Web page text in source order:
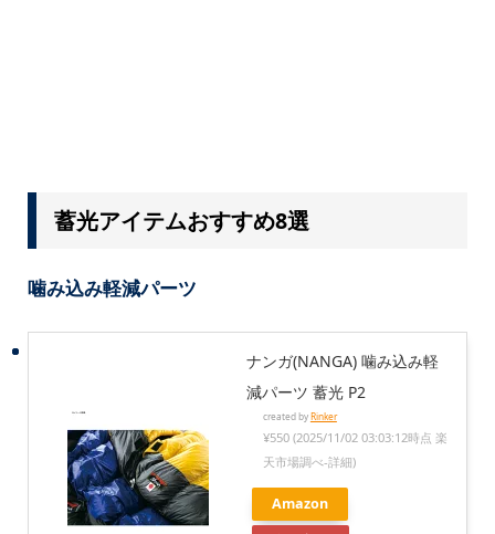
蓄光アイテムおすすめ8選
噛み込み軽減パーツ
ナンガ(NANGA) 噛み込み軽
減パーツ 蓄光 P2
created byRinker
¥550 (2025/11/02 03:03:12時点 楽
天市場調べ-詳細)
Amazon